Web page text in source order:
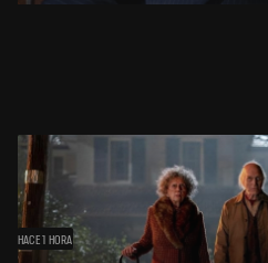
HACE 1 HORA